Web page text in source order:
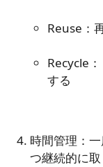
Reuse：
Recycle
する
時間管理：
つ継続的に取